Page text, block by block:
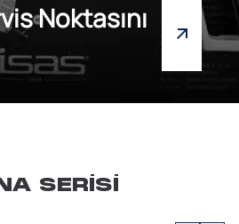
Noktasını
SERİSİ